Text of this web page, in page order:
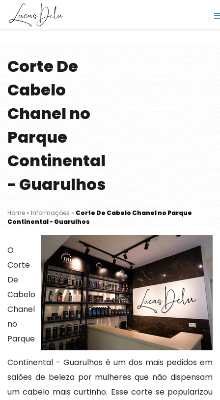
Corte De
Cabelo
Chanel no
Parque
Continental
- Guarulhos
Home» Informações » Corte De Cabelo Chanel no Parque
Continental - Guarulhos
O
Corte
De
Cabelo
Chanel
no
Parque
Continental - Guarulhos é um dos mais pedidos em
salões de beleza por mulheres que não dispensam
um cabelo mais curtinho. Esse corte se popularizou